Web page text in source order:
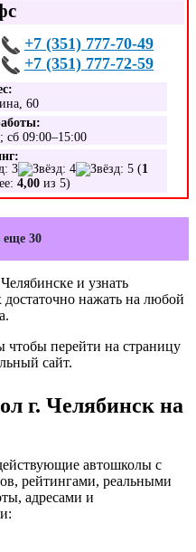
+7 (351) 777-70-49
+7 (351) 777-72-59
60
сб 09:00–15:00
(1
4,00 из 5)
еще 30
и узнать
нажать на любой
перейти на страницу
сайт.
г. Челябинск на
автошколы с
рейтингами, реальными
адресами и